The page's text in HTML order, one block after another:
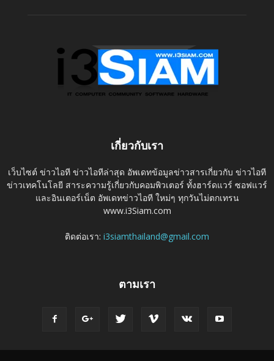
เกี่ยวกับเรา
เว็บไซต์ ข่าวไอที ข่าวไอทีล่าสุด อัพเดทข้อมูลข่าวสารเกี่ยวกับ ข่าวไอที
ข่าวเทคโนโลยี สาระความรู้เกี่ยวกับคอมพิวเตอร์ ทั้งฮาร์ดแวร์ ซอฟแวร์
และอินเตอร์เน็ต อัพเดทข่าวไอที ใหม่ๆ ทุกวันไม่ตกเทรน
www.i3Siam.com
ติดต่อเรา: i3siamthailand@gmail.com
ตามเรา